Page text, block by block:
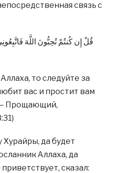
связь с
قُلْ إِن كُنتُمْ تُحِبُّونَ اللَّهَ
то следуйте за
вас и простит вам
— Прощающий,
Хурайры, да будет
Аллаха, да
сказал: